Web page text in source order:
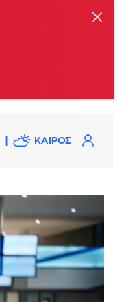
ΚΑΙΡΟΣ